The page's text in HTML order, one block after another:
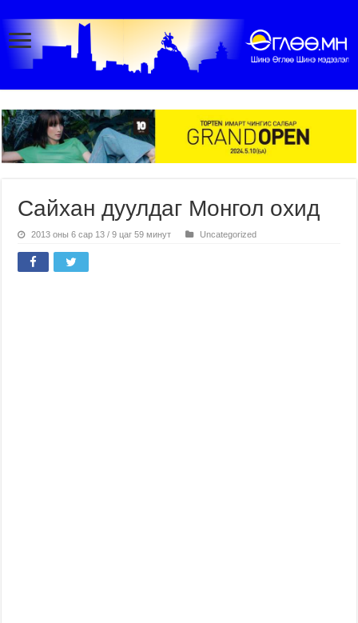
Сайхан дуулдаг Монгол охид
2013 оны 6 сар 13 / 9 цаг 59 минут Uncategorized